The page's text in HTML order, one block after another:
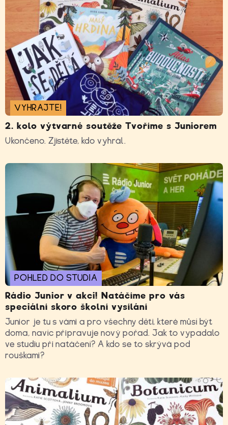
VYHRAJTE!
2. kolo výtvarné soutěže Tvoříme s Juniorem
Ukončeno. Zjistěte, kdo vyhrál.
POHLED DO STUDIA
Rádio Junior v akci! Natáčíme pro vás
speciální skoro školní vysílání
Junior je tu s vámi a pro všechny děti, které můsí být
doma, navíc připravuje nový pořad. Jak to vypadalo
ve studiu při natáčení? A kdo se to skrývá pod
rouškami?